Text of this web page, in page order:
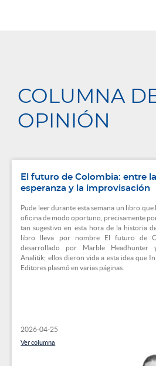
COLUMNA
OPINIÓN
El futuro de Colombia: entre la
esperanza y la improvisación
Pude leer durante esta semana un libro que
oficina de modo oportuno, precisamente
tan sugestivo en esta hora de la historia
libro lleva por nombre El futuro de
desarrollado por Marble Headhunter
Analitik; ellos dieron vida a esta idea que
Editores plasmó en varias páginas.
2026-04-25
Ver columna